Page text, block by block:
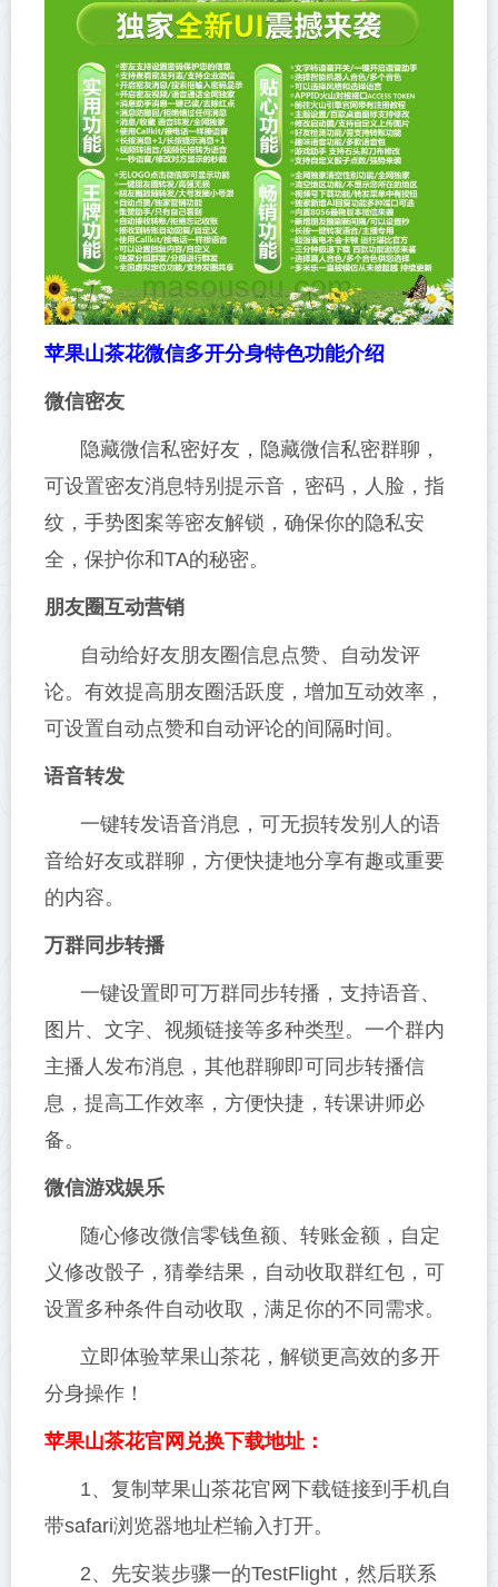
苹果山茶花微信多开分身特色功能介绍
微信密友
隐藏微信私密好友，隐藏微信私密群聊，
可设置密友消息特别提示音，密码，人脸，指
纹，手势图案等密友解锁，确保你的隐私安
全，保护你和TA的秘密。
朋友圈互动营销
自动给好友朋友圈信息点赞、自动发评
论。有效提高朋友圈活跃度，增加互动效率，
可设置自动点赞和自动评论的间隔时间。
语音转发
一键转发语音消息，可无损转发别人的语
音给好友或群聊，方便快捷地分享有趣或重要
的内容。
万群同步转播
一键设置即可万群同步转播，支持语音、
图片、文字、视频链接等多种类型。一个群内
主播人发布消息，其他群聊即可同步转播信
息，提高工作效率，方便快捷，转课讲师必
备。
微信游戏娱乐
随心修改微信零钱鱼额、转账金额，自定
义修改骰子，猜拳结果，自动收取群红包，可
设置多种条件自动收取，满足你的不同需求。
立即体验苹果山茶花，解锁更高效的多开
分身操作！
苹果山茶花官网兑换下载地址：
1、复制苹果山茶花官网下载链接到手机自
带safari浏览器地址栏输入打开。
2、先安装步骤一的TestFlight，然后联系